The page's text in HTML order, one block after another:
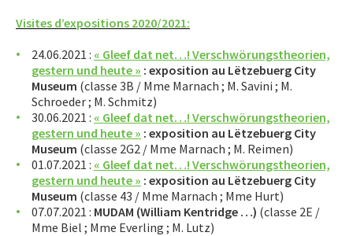
Visites d’expositions 2020/2021:
24.06.2021 : « Gleef dat net…! Verschwörungstheorien,
gestern und heute » : exposition au Lëtzebuerg City
Museum (classe 3B / Mme Marnach ; M. Savini ; M.
Schroeder ; M. Schmitz)
30.06.2021 : « Gleef dat net…! Verschwörungstheorien,
gestern und heute » : exposition au Lëtzebuerg City
Museum (classe 2G2 / Mme Marnach ; M. Reimen)
01.07.2021 : « Gleef dat net…! Verschwörungstheorien,
gestern und heute » : exposition au Lëtzebuerg City
Museum (classe 43 / Mme Marnach ; Mme Hurt)
07.07.2021 : MUDAM (William Kentridge …) (classe 2E /
Mme Biel ; Mme Everling ; M. Lutz)